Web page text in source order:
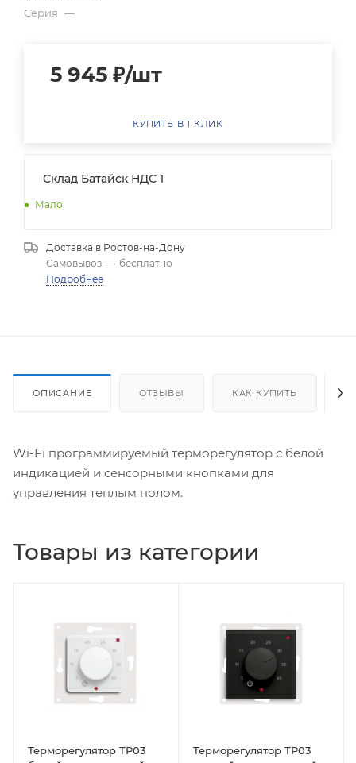
Серия —
5 945 ₽/шт
КУПИТЬ В 1 КЛИК
Склад Батайск НДС 1
Мало
Доставка в Ростов-на-Дону
Самовывоз — бесплатно
Подробнее
ОПИСАНИЕ ОТЗЫВЫ КАК КУПИТЬ
Wi-Fi программируемый терморегулятор с белой
индикацией и сенсорными кнопками для
управления теплым полом.
Товары из категории
Терморегулятор ТР03
Терморегулятор ТР03